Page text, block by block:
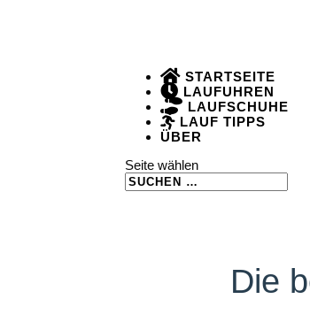
STARTSEITE
LAUFUHREN
LAUFSCHUHE
LAUF TIPPS
ÜBER
Seite wählen
Die